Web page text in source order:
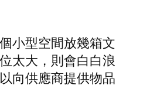
小型空間放幾箱文
太大，則會白白浪
向供應商提供物品